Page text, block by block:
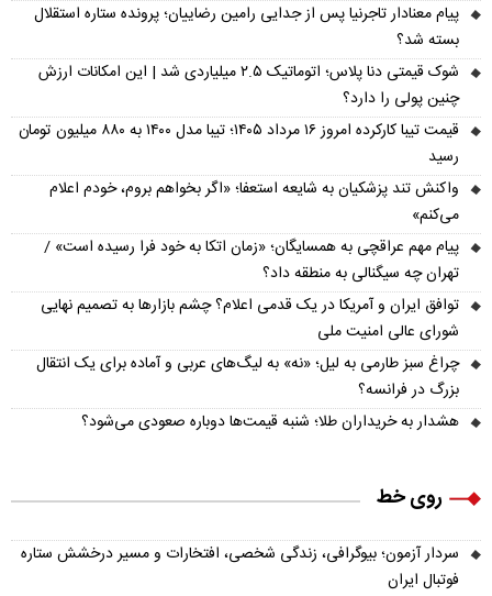
پیام معنادار تاجرنیا پس از جدایی رامین رضاییان؛ پرونده ستاره استقلال
بسته شد؟
شوک قیمتی دنا پلاس؛ اتوماتیک ۲.۵ میلیاردی شد | این امکانات ارزش
چنین پولی را دارد؟
قیمت تیبا کارکرده امروز ۱۶ مرداد ۱۴۰۵؛ تیبا مدل ۱۴۰۰ به ۸۸۰ میلیون تومان
رسید
واکنش تند پزشکیان به شایعه استعفا؛ «اگر بخواهم بروم، خودم اعلام
می‌کنم»
پیام مهم عراقچی به همسایگان؛ «زمان اتکا به خود فرا رسیده است» /
تهران چه سیگنالی به منطقه داد؟
توافق ایران و آمریکا در یک قدمی اعلام؟ چشم بازارها به تصمیم نهایی
شورای عالی امنیت ملی
چراغ سبز طارمی به لیل؛ «نه» به لیگ‌های عربی و آماده برای یک انتقال
بزرگ در فرانسه؟
هشدار به خریداران طلا؛ شنبه قیمت‌ها دوباره صعودی می‌شود؟
روی خط
سردار آزمون؛ بیوگرافی، زندگی شخصی، افتخارات و مسیر درخشش ستاره
فوتبال ایران